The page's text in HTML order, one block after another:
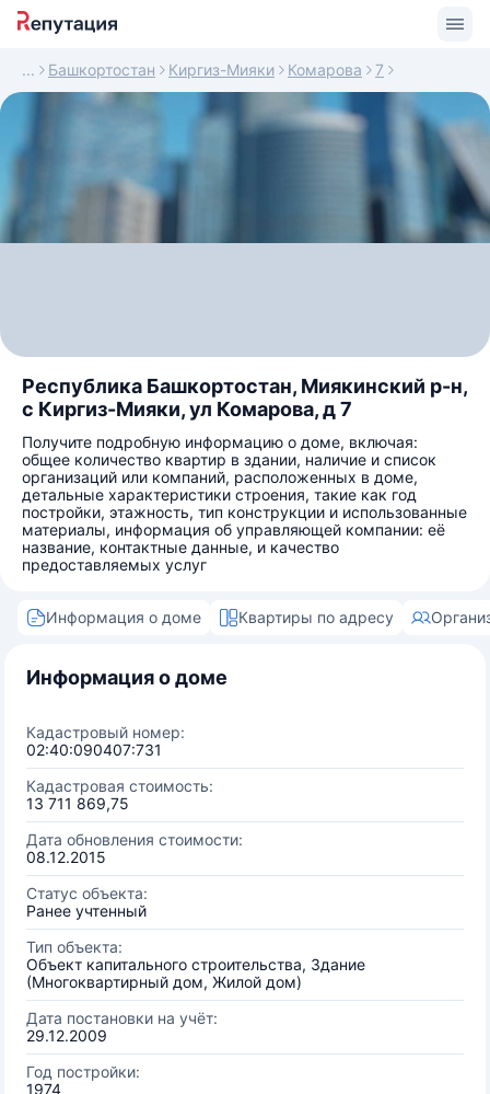
Башкортостан Киргиз-Мияки Комарова 7
Республика Башкортостан, Миякинский р-н,
с Киргиз-Мияки, ул Комарова, д 7
Получите подробную информацию о доме, включая:
общее количество квартир в здании, наличие и список
организаций или компаний, расположенных в доме,
детальные характеристики строения, такие как год
постройки, этажность, тип конструкции и использованные
материалы, информация об управляющей компании: её
название, контактные данные, и качество
предоставляемых услуг
Информация о доме Квартиры по адресу
Информация о доме
Кадастровый номер:
02:40:090407:731
Кадастровая стоимость:
13 711 869,75
Дата обновления стоимости:
08.12.2015
Статус объекта:
Ранее учтенный
Тип объекта:
Объект капитального строительства, Здание
(Многоквартирный дом, Жилой дом)
Дата постановки на учёт:
29.12.2009
Год постройки:
1974